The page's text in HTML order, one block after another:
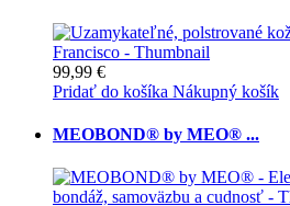
99,99 €
Pridať do košíka Nákupný košík
MEOBOND® by MEO® ...